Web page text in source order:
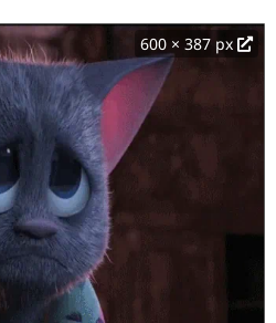
600 × 387 px